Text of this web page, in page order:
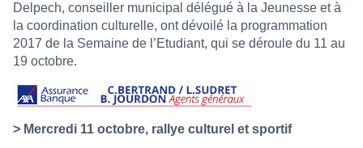
Delpech, conseiller municipal délégué à la Jeunesse et à
la coordination culturelle, ont dévoilé la programmation
2017 de la Semaine de l’Etudiant, qui se déroule du 11 au
19 octobre.
> Mercredi 11 octobre, rallye culturel et sportif